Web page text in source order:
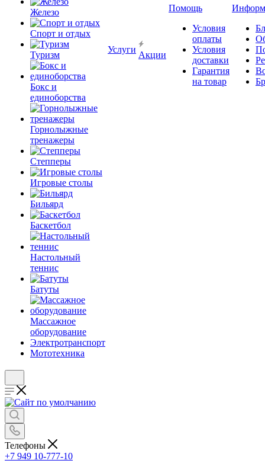
Железо
Спорт и отдых
Туризм
Бокс и
единоборства
Горнолыжные
тренажеры
Степперы
Игровые столы
Бильярд
Баскетбол
Настольный
теннис
Батуты
Массажное
оборудование
Электротранспорт
Мототехника
Услуги
Акции
Помощь
Условия
оплаты
Условия
доставки
Гарантия
на товар
Телефоны
+7 949 10-777-10